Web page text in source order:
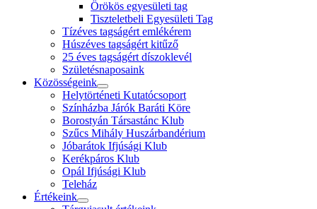
Örökös egyesületi tag
Tiszteletbeli Egyesületi Tag
Tízéves tagságért emlékérem
Húszéves tagságért kitűző
25 éves tagságért díszoklevél
Születésnaposaink
Közösségeink
Helytörténeti Kutatócsoport
Színházba Járók Baráti Köre
Borostyán Társastánc Klub
Szűcs Mihály Huszárbandérium
Jóbarátok Ifjúsági Klub
Kerékpáros Klub
Opál Ifjúsági Klub
Teleház
Értékeink